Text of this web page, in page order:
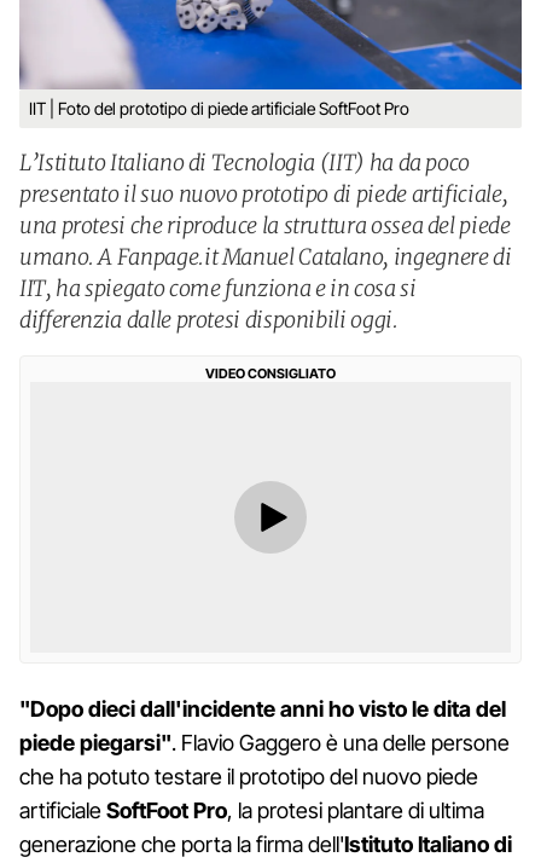
IIT | Foto del prototipo di piede artificiale SoftFoot Pro
L’Istituto Italiano di Tecnologia (IIT) ha da poco
presentato il suo nuovo prototipo di piede artificiale,
una protesi che riproduce la struttura ossea del piede
umano. A Fanpage.it Manuel Catalano, ingegnere di
IIT, ha spiegato come funziona e in cosa si
differenzia dalle protesi disponibili oggi.
VIDEO CONSIGLIATO
"Dopo dieci dall'incidente anni ho visto le dita del
piede piegarsi". Flavio Gaggero è una delle persone
che ha potuto testare il prototipo del nuovo piede
artificialeSoftFoot Pro, la protesi plantare di ultima
generazione che porta la firma dell'Istituto Italiano di